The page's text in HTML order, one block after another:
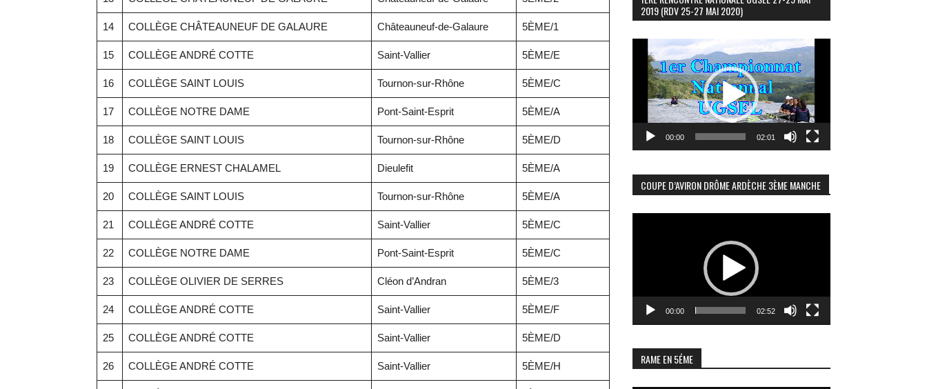
14 COLLÈGE CHÂTEAUNEUF DE GALAURE Châteauneuf-de-Galaure 5ÈME/1
15 COLLÈGE ANDRÉ COTTE Saint-Vallier 5ÈME/E
16 COLLÈGE SAINT LOUIS Tournon-sur-Rhône 5ÈME/C
17 COLLÈGE NOTRE DAME Pont-Saint-Esprit 5ÈME/A
18 COLLÈGE SAINT LOUIS Tournon-sur-Rhône 5ÈME/D
19 COLLÈGE ERNEST CHALAMEL Dieulefit 5ÈME/A
20 COLLÈGE SAINT LOUIS Tournon-sur-Rhône 5ÈME/A
21 COLLÈGE ANDRÉ COTTE Saint-Vallier 5ÈME/C
22 COLLÈGE NOTRE DAME Pont-Saint-Esprit 5ÈME/C
23 COLLÈGE OLIVIER DE SERRES Cléon d’Andran 5ÈME/3
24 COLLÈGE ANDRÉ COTTE Saint-Vallier 5ÈME/F
25 COLLÈGE ANDRÉ COTTE Saint-Vallier 5ÈME/D
26 COLLÈGE ANDRÉ COTTE Saint-Vallier 5ÈME/H
2019 (RDV 25-27 MAI 2020)
Lecteur
vidéo
00:00 02:01
COUPE D’AVIRON DRÔME ARDÈCHE 3ÈME MANCHE
00:00 02:52
RAME EN 5ÉME